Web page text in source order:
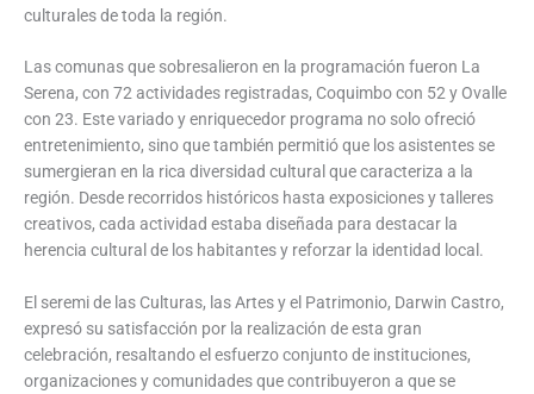
culturales de toda la región.
Las comunas que sobresalieron en la programación fueron La
Serena, con 72 actividades registradas, Coquimbo con 52 y Ovalle
con 23. Este variado y enriquecedor programa no solo ofreció
entretenimiento, sino que también permitió que los asistentes se
sumergieran en la rica diversidad cultural que caracteriza a la
región. Desde recorridos históricos hasta exposiciones y talleres
creativos, cada actividad estaba diseñada para destacar la
herencia cultural de los habitantes y reforzar la identidad local.
El seremi de las Culturas, las Artes y el Patrimonio, Darwin Castro,
expresó su satisfacción por la realización de esta gran
celebración, resaltando el esfuerzo conjunto de instituciones,
organizaciones y comunidades que contribuyeron a que se